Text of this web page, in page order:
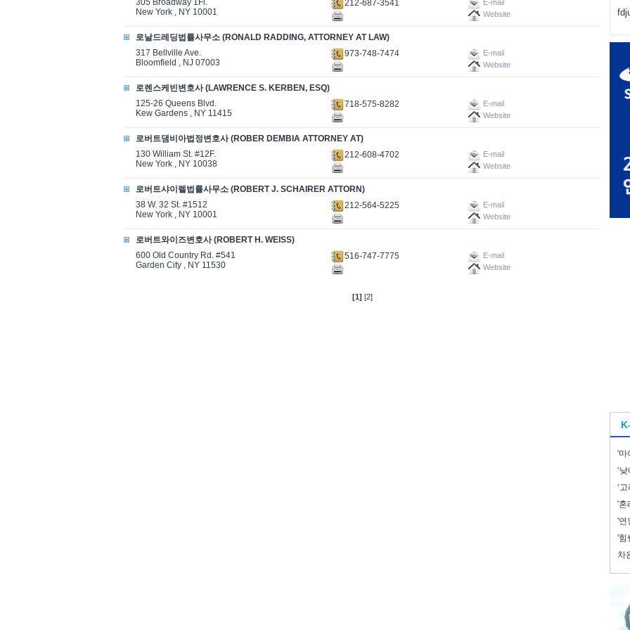
305 Broadway 1Fl.
New York , NY 10001
212-687-3541
E-mail
Website
로날드레딩법률사무소 (RONALD RADDING, ATTORNEY AT LAW)
317 Bellville Ave.
Bloomfield , NJ 07003
973-748-7474
E-mail
Website
로렌스케빈변호사 (LAWRENCE S. KERBEN, ESQ)
125-26 Queens Blvd.
Kew Gardens , NY 11415
718-575-8282
E-mail
Website
로버트댐비아법정변호사 (ROBER DEMBIA ATTORNEY AT)
130 William St. #12F.
New York , NY 10038
212-608-4702
E-mail
Website
로버트샤이렐법률사무소 (ROBERT J. SCHAIRER ATTORN)
38 W. 32 St. #1512
New York , NY 10001
212-564-5225
E-mail
Website
로버트와이즈변호사 (ROBERT H. WEISS)
600 Old Country Rd. #541
Garden City , NY 11530
516-747-7775
E-mail
Website
[1] [2]
'마
‘
‘
'혼
'연
'힘
차